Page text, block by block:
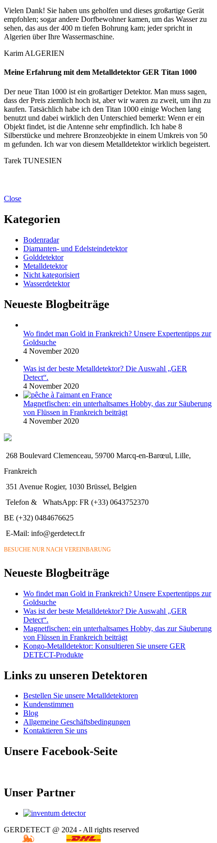
Vielen Dank! Sie haben uns geholfen und dieses großartige Gerät
empfohlen; sogar andere Dorfbewohner kamen, um das Wasser zu
sehen, das aus der 400 m tiefen Bohrung kam; jeder spricht in
Algerien über Ihre Wassermaschine.
Karim ALGERIEN
Meine Erfahrung mit dem Metalldetektor GER Titan 1000
Der neue Titan 1000 ist ein großartiger Detektor. Man muss sagen,
dass der Preis ziemlich hoch ist, aber wir waren zu zweit, um ihn zu
kaufen. Tatsächlich habe ich den Titan 1000 einige Wochen lang
benutzt und dabei wirklich den Unterschied bemerkt: Wenn er ein
Objekt findet, ist die Antenne sehr empfindlich. Ich habe 8
Silberstücke und mehrere Bronzeobjekte in einem Umkreis von 50
m gefunden. Ich war von diesem Metalldetektor wirklich begeistert.
Tarek TUNESIEN
Close
Kategorien
Bodenradar
Diamanten- und Edelsteindetektor
Golddetektor
Metalldetektor
Nicht kategorisiert
Wasserdetektor
Neueste Blogbeiträge
Wo findet man Gold in Frankreich? Unsere Expertentipps zur
Goldsuche
4 November 2020
Was ist der beste Metalldetektor? Die Auswahl „GER
Detect“.
4 November 2020
Magnetfischen: ein unterhaltsames Hobby, das zur Säuberung
von Flüssen in Frankreich beiträgt
4 November 2020
268 Boulevard Clemenceau, 59700 Marcq-en-Barœul, Lille,
Frankreich
351 Avenue Rogier, 1030 Brüssel, Belgien
Telefon &
WhatsApp: FR (+33) 0643752370
BE (+32) 0484676625
E-Mail: info@gerdetect.fr
BESUCHE NUR NACH VEREINBARUNG
Neueste Blogbeiträge
Wo findet man Gold in Frankreich? Unsere Expertentipps zur
Goldsuche
Was ist der beste Metalldetektor? Die Auswahl „GER
Detect“.
Magnetfischen: ein unterhaltsames Hobby, das zur Säuberung
von Flüssen in Frankreich beiträgt
Kongo-Metalldetektor: Konsultieren Sie unsere GER
DETECT-Produkte
Links zu unseren Detektoren
Bestellen Sie unsere Metalldetektoren
Kundenstimmen
Blog
Allgemeine Geschäftsbedingungen
Kontaktieren Sie uns
Unsere Facebook-Seite
Unser Partner
GERDETECT @ 2024 - All rights reserved